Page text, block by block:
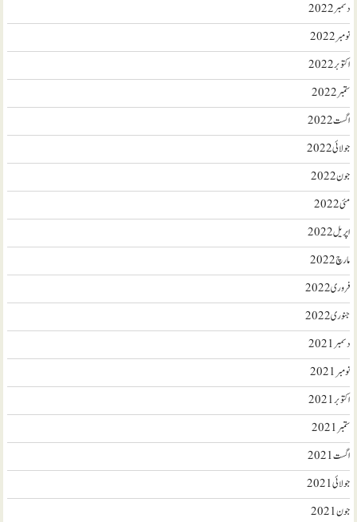
دسمبر 2022
نومبر 2022
اکتوبر 2022
ستمبر 2022
اگست 2022
جولائی 2022
جون 2022
مئی 2022
اپریل 2022
مارچ 2022
فروری 2022
جنوری 2022
دسمبر 2021
نومبر 2021
اکتوبر 2021
ستمبر 2021
اگست 2021
جولائی 2021
جون 2021